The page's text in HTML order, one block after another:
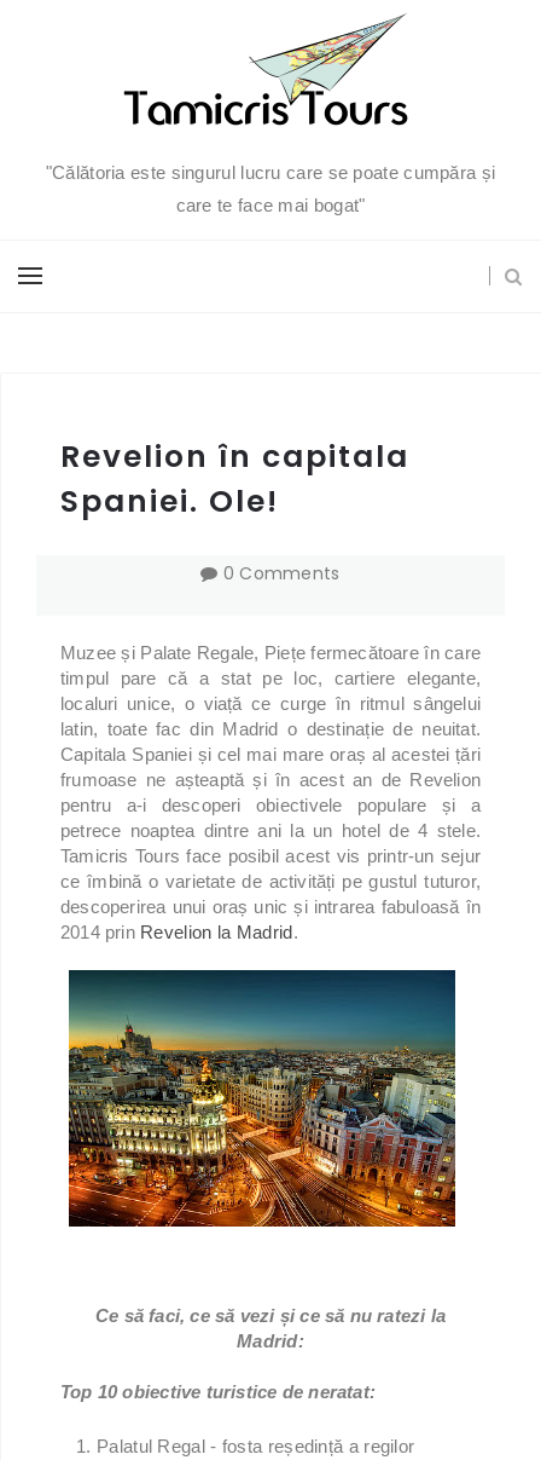
"Călătoria este singurul lucru care se poate cumpăra și
care te face mai bogat"
Revelion în capitala
Spaniei. Ole!
0 Comments
Muzee și Palate Regale, Piețe fermecătoare în care
timpul pare că a stat pe loc, cartiere elegante,
localuri unice, o viață ce curge în ritmul sângelui
latin, toate fac din Madrid o destinație de neuitat.
Capitala Spaniei și cel mai mare oraș al acestei țări
frumoase ne așteaptă și în acest an de Revelion
pentru a-i descoperi obiectivele populare și a
petrece noaptea dintre ani la un hotel de 4 stele.
Tamicris Tours face posibil acest vis printr-un sejur
ce îmbină o varietate de activități pe gustul tuturor,
descoperirea unui oraș unic și intrarea fabuloasă în
2014 prin Revelion la Madrid.
Ce să faci, ce să vezi și ce să nu ratezi la
Madrid:
Top 10 obiective turistice de neratat:
Palatul Regal - fosta reședință a regilor